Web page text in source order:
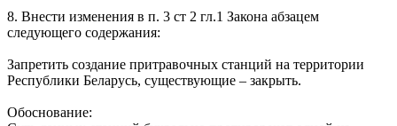
8. Внести изменения в п. 3 ст 2 гл.1 Закона абзацем
следующего содержания:
Запретить создание притравочных станций на территории
Республики Беларусь, существующие – закрыть.
Обоснование: